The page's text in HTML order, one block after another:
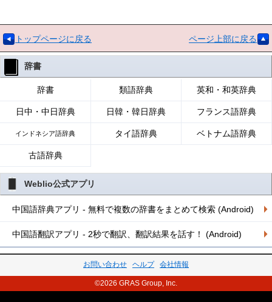
トップページに戻る ページ上部に戻る
辞書
辞書 類語辞典 英和・和英辞典
日中・中日辞典 日韓・韓日辞典 フランス語辞典
インドネシア語辞典 タイ語辞典 ベトナム語辞典
古語辞典
Weblio公式アプリ
中国語辞典アプリ - 無料で複数の辞書をまとめて検索 (Android)
中国語翻訳アプリ - 2秒で翻訳、翻訳結果を話す！ (Android)
お問い合わせ ヘルプ 会社情報
©2026 GRAS Group, Inc.